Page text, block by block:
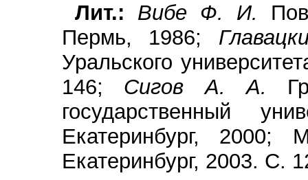
Лит.: Вибе Ф. И.
Пермь, 1986;
Уральского
146; Сигов А. А.
государственный
Екатеринбург, 2000;
Екатеринбург, 2003. С.